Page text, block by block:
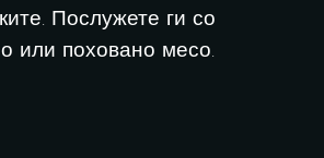
Послужете ги со
или поховано месо.